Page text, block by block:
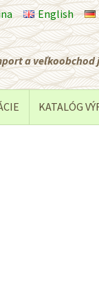
English
a
KATALÓG